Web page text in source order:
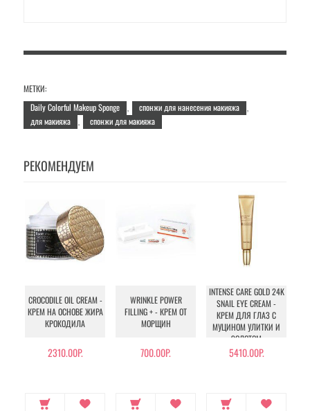
МЕТКИ:
Daily Colorful Makeup Sponge
спонжи для нанесения макияжа
для макияжа спонжи для макияжа
РЕКОМЕНДУЕМ
CROCODILE OIL CREAM -
КРЕМ НА ОСНОВЕ ЖИРА
КРОКОДИЛА
2310.00Р.
WRINKLE POWER
FILLING + - КРЕМ ОТ
МОРЩИН
700.00Р.
INTENSE CARE GOLD 24K
SNAIL EYE CREAM -
КРЕМ ДЛЯ ГЛАЗ С
МУЦИНОМ УЛИТКИ И
ЗОЛОТОМ
5410.00Р.